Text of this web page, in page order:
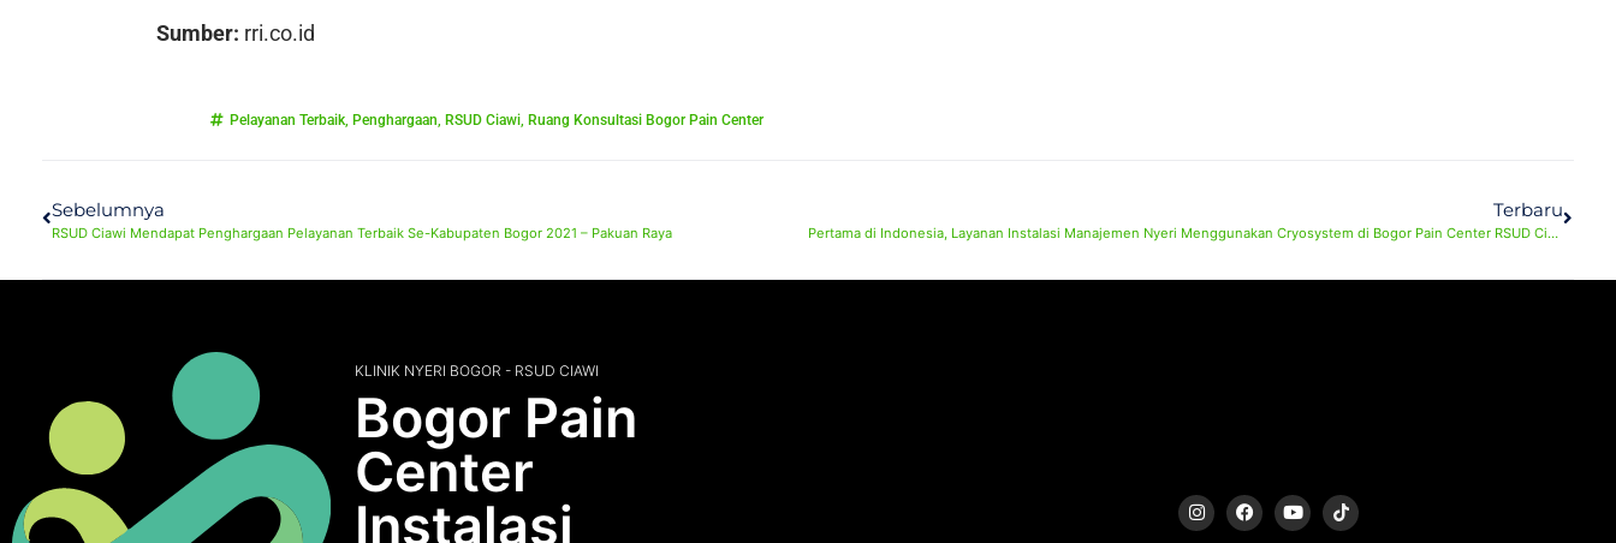
Sumber: rri.co.id
Pelayanan Terbaik Penghargaan RSUD Ciawi Ruang Konsultasi Bogor Pain Center
Sebelumnya
RSUD Ciawi Mendapat Penghargaan Pelayanan Terbaik Se-Kabupaten Bogor 2021 – Pakuan Raya
Terbaru
Pertama di Indonesia, Layanan Instalasi Manajemen Nyeri Menggunakan Cryosystem di Bogor Pain Center RSUD Ciawi
KLINIK NYERI BOGOR - RSUD CIAWI
Bogor Pain
Center
Instalasi